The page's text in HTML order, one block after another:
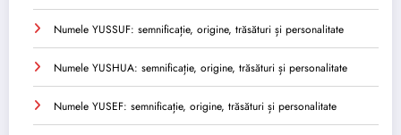
Numele YUSSUF: semnificație, origine, trăsături și personalitate
Numele YUSHUA: semnificație, origine, trăsături și personalitate
Numele YUSEF: semnificație, origine, trăsături și personalitate